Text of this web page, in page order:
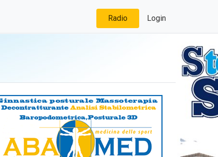
Radio Login